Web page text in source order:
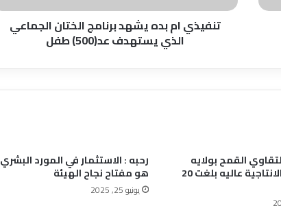
الغرفة الاتحادية للحملة القومية للاستجابة لوباء
ولايات.
حضور لافت لفرق التراث في مهرجان السلم
الشمالية و هندسة التعافي العمراني..!!
من السلاح إلى القلم.. حين يصبح العلم طريقاً
يستهدف
عد(500)
تنفيذي ام بده يشهد برنامج الختان الجماعي
الذي يستهدف عد(500) طفل
القمح بولايه
الجزيره ب الانتاجية عاليه بلغت 20
رحبه : الاستثمار في المورد البشري
هو مفتاح نجاح الهيئة
يونيو 25, 2025